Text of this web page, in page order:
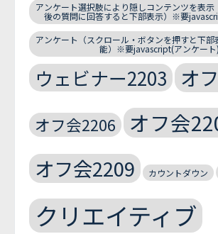
アンケート選択肢により隠しコンテンツを表示
後の質問に回答すると下部表示）※要
アンケート（スクロール・ボタンを押すと下
能）※要javascript(アンケート)
ウェビナー2203 オ
オフ会2206 オフ会
オフ会2209 カウントダウン
クリエイティブ